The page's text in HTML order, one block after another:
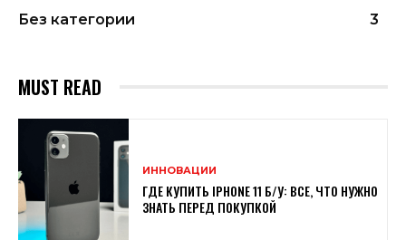
Без категории
3
MUST READ
ИННОВАЦИИ
ГДЕ КУПИТЬ IPHONE 11 Б/У: ВСЕ, ЧТО НУЖНО
ЗНАТЬ ПЕРЕД ПОКУПКОЙ